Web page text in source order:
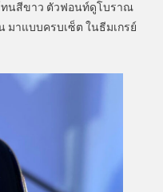
นสีขาว ตัวฟอนท์ดูโบราณ
มาแบบครบเซ็ต ในธีมเกรย์